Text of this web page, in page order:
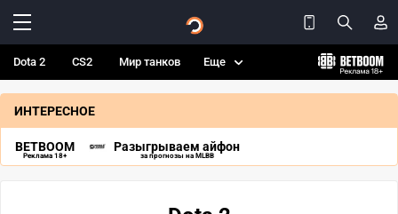
Dota 2 CS2 Мир танков Еще
ИНТЕРЕСНОЕ
BETBOOM
Реклама 18+
Разыгрываем айфон
за прогнозы на MLBB